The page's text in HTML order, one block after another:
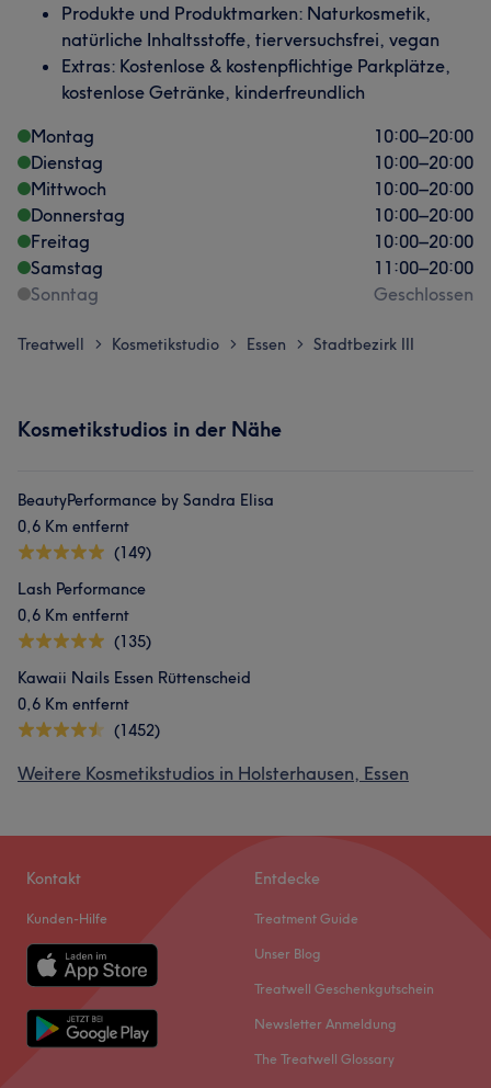
Produkte und Produktmarken: Naturkosmetik,
natürliche Inhaltsstoffe, tierversuchsfrei, vegan
Extras: Kostenlose & kostenpflichtige Parkplätze,
kostenlose Getränke, kinderfreundlich
Montag
10:00–20:00
Dienstag
10:00–20:00
Mittwoch
10:00–20:00
Donnerstag
10:00–20:00
Freitag
10:00–20:00
Samstag
11:00–20:00
Sonntag
Geschlossen
Treatwell > Kosmetikstudio > Essen > Stadtbezirk III
Kosmetikstudios in der Nähe
BeautyPerformance by Sandra Elisa
0,6 Km entfernt
(149)
Lash Performance
0,6 Km entfernt
(135)
Kawaii Nails Essen Rüttenscheid
0,6 Km entfernt
(1452)
Weitere Kosmetikstudios in Holsterhausen, Essen
Kontakt
Kunden-Hilfe
Entdecke
Treatment Guide
Unser Blog
Treatwell Geschenkgutschein
Newsletter Anmeldung
The Treatwell Glossary